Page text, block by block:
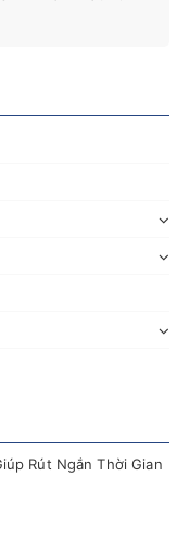
Rút Ngắn Thời Gian